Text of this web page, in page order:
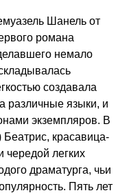
Шанель от
романа
немало
создавала
различные языки, и
экземпляров. В
красавица-
чередой легких
драматурга, чьи
Пять лет